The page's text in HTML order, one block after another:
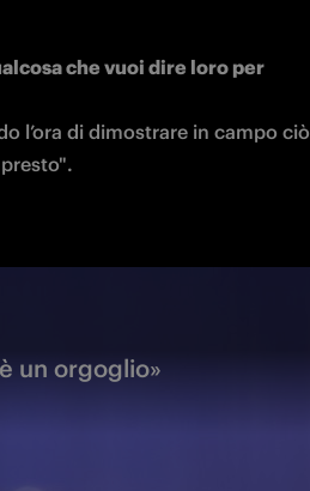
che vuoi dire loro per
l’ora di dimostrare in campo ciò
un orgoglio»